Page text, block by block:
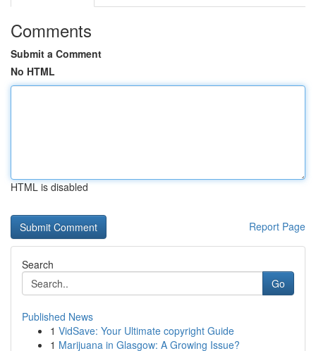
Comments
Submit a Comment
No HTML
HTML is disabled
Report Page
Search
Go
Published News
1 VidSave: Your Ultimate copyright Guide
1 Marijuana in Glasgow: A Growing Issue?